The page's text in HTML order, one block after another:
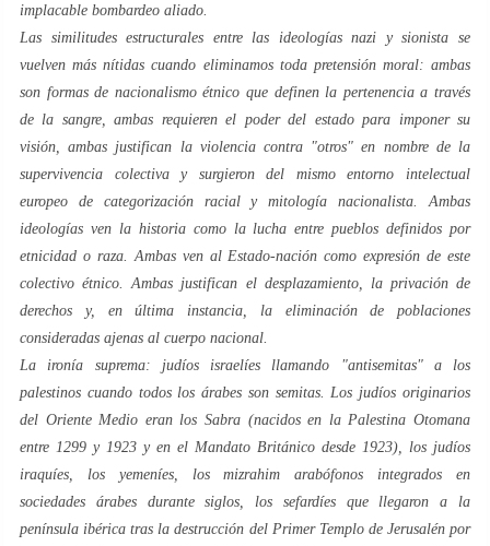
implacable bombardeo aliado.
Las similitudes estructurales entre las ideologías nazi y sionista se
vuelven más nítidas cuando eliminamos toda pretensión moral: ambas
son formas de nacionalismo étnico que definen la pertenencia a través
de la sangre, ambas requieren el poder del estado para imponer su
visión, ambas justifican la violencia contra "otros" en nombre de la
supervivencia colectiva y surgieron del mismo entorno intelectual
europeo de categorización racial y mitología nacionalista. Ambas
ideologías ven la historia como la lucha entre pueblos definidos por
etnicidad o raza. Ambas ven al Estado-nación como expresión de este
colectivo étnico. Ambas justifican el desplazamiento, la privación de
derechos y, en última instancia, la eliminación de poblaciones
consideradas ajenas al cuerpo nacional.
La ironía suprema: judíos israelíes llamando "antisemitas" a los
palestinos cuando todos los árabes son semitas. Los judíos originarios
del Oriente Medio eran los Sabra (nacidos en la Palestina Otomana
entre 1299 y 1923 y en el Mandato Británico desde 1923), los judíos
iraquíes, los yemeníes, losmizrahim arabófonos integrados en
sociedades árabes durante siglos, los sefardíes que llegaron a la
península ibérica tras la destrucción del Primer Templo de Jerusalén por